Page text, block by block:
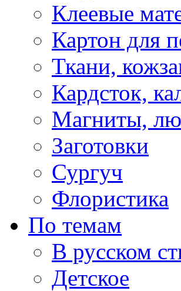
Клеевые
Картон для
Ткани,
Кардсток,
Магниты,
Заготовки
Сургуч
Флористика
По темам
В русском
Детское